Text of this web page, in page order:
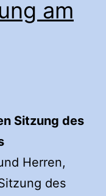
am
Sitzung des
Herren,
des